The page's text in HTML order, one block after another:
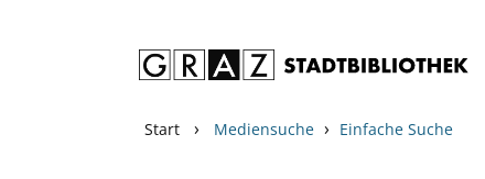
Start › Mediensuche › Einfache Suche